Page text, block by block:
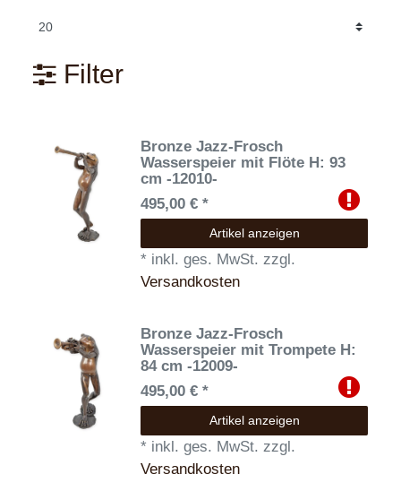
Filter
Bronze Jazz-Frosch
Wasserspeier mit Flöte H: 93
cm -12010-
495,00 € *
Artikel anzeigen
* inkl. ges. MwSt. zzgl.
Versandkosten
Bronze Jazz-Frosch
Wasserspeier mit Trompete H:
84 cm -12009-
495,00 € *
Artikel anzeigen
* inkl. ges. MwSt. zzgl.
Versandkosten